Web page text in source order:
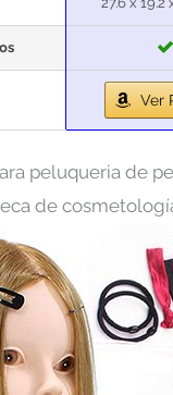
Ver
peluqueria de
de